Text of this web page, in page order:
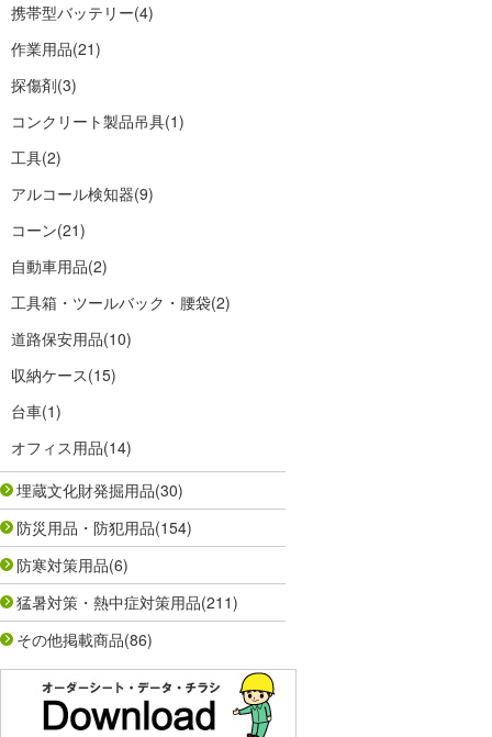
携帯型バッテリー(4)
作業用品(21)
探傷剤(3)
コンクリート製品吊具(1)
工具(2)
アルコール検知器(9)
コーン(21)
自動車用品(2)
工具箱・ツールバック・腰袋(2)
道路保安用品(10)
収納ケース(15)
台車(1)
オフィス用品(14)
埋蔵文化財発掘用品(30)
防災用品・防犯用品(154)
防寒対策用品(6)
猛暑対策・熱中症対策用品(211)
その他掲載商品(86)